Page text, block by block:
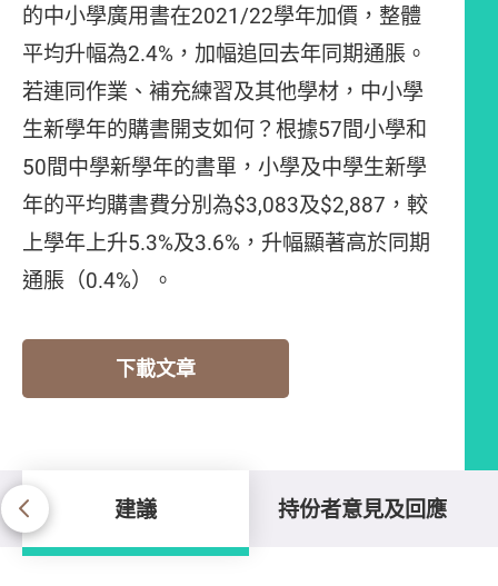
的中小學廣用書在2021/22學年加價，整體
平均升幅為2.4%，加幅追回去年同期通脹。
若連同作業、補充練習及其他學材，中小學
生新學年的購書開支如何？根據57間小學和
50間中學新學年的書單，小學及中學生新學
年的平均購書費分別為$3,083及$2,887，較
上學年上升5.3%及3.6%，升幅顯著高於同期
通脹（0.4%）。
下載文章
建議 持份者意見及回應
建議